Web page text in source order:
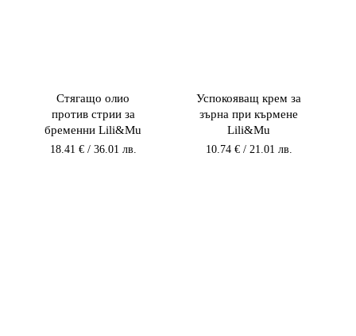
Стягащо олио
против стрии за
бременни Lili&Mu
18.41 €/ 36.01 лв.
Успокояващ крем за
зърна при кърмене
Lili&Mu
10.74 €/ 21.01 лв.